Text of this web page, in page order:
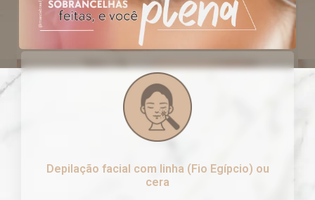
Depilação facial com linha (Fio Egípcio) ou
cera